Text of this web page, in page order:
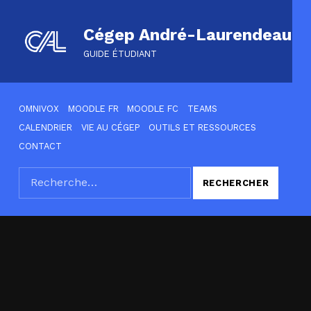
Cégep André-Laurendeau
GUIDE ÉTUDIANT
OMNIVOX
MOODLE FR MOODLE FC
TEAMS
CALENDRIER
VIE AU CÉGEP
OUTILS ET RESSOURCES
CONTACT
SEARCH THE SITE
Rechercher :